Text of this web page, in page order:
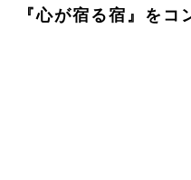
『心が宿る宿』を